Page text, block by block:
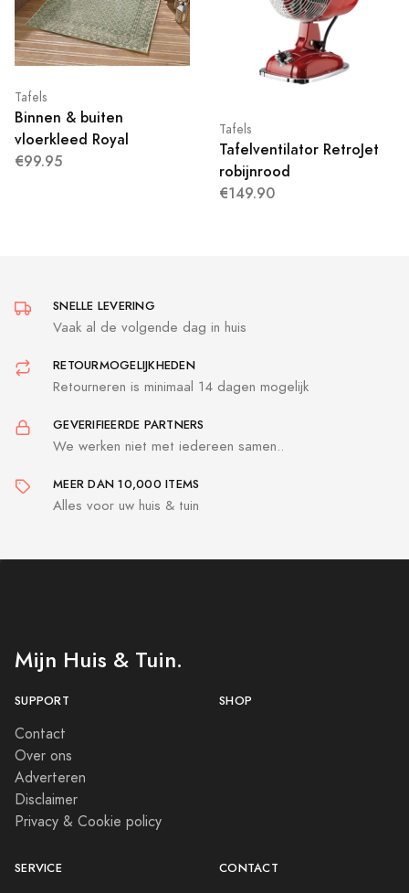
Tafels
Binnen & buiten
vloerkleed Royal
€99.95
Tafels
Tafelventilator RetroJet
robijnrood
€149.90
SNELLE LEVERING
Vaak al de volgende dag in huis
RETOURMOGELIJKHEDEN
Retourneren is minimaal 14 dagen mogelijk
GEVERIFIEERDE PARTNERS
We werken niet met iedereen samen..
MEER DAN 10,000 ITEMS
Alles voor uw huis & tuin
Mijn Huis & Tuin.
SUPPORT
Contact
Over ons
Adverteren
Disclaimer
Privacy & Cookie policy
SHOP
SERVICE CONTACT